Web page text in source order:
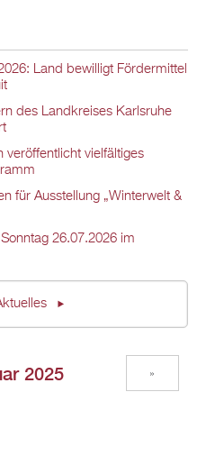
Land bewilligt Fördermittel
des Landkreises Karlsruhe
veröffentlicht vielfältiges
für Ausstellung „Winterwelt &
26.07.2026 im
2025 »